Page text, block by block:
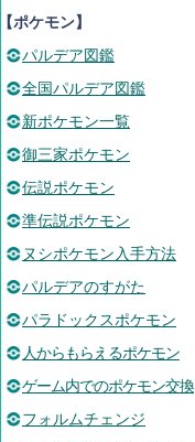
ポケモン】
パルデア図鑑
全国パルデア図鑑
新ポケモン一覧
御三家ポケモン
伝説ポケモン
準伝説ポケモン
ヌシポケモン入手方法
パルデアのすがた
パラドックスポケモン
人からもらえるポケモン
ゲーム内でのポケモン交換
フォルムチェンジ